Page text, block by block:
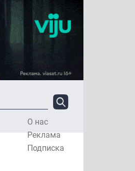
О нас
Реклама
Подписка